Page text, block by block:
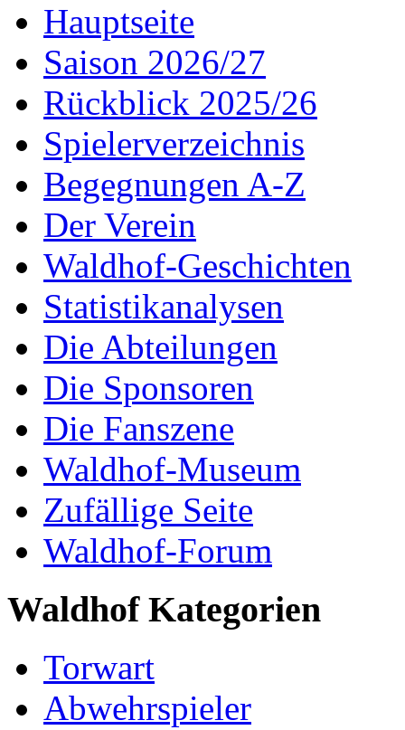
Hauptseite
Saison 2026/27
Rückblick 2025/26
Spielerverzeichnis
Begegnungen A-Z
Der Verein
Waldhof-Geschichten
Statistikanalysen
Die Abteilungen
Die Sponsoren
Die Fanszene
Waldhof-Museum
Zufällige Seite
Waldhof-Forum
Waldhof Kategorien
Torwart
Abwehrspieler